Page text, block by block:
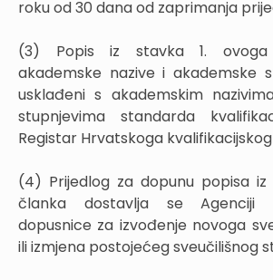
roku od 30 dana od zaprimanja
(3) Popis iz stavka 1. ovoga
akademske nazive i akademske
usklađeni s akademskim
stupnjevima standarda
Registar Hrvatskoga
(4) Prijedlog za dopunu popisa iz
članka dostavlja se Agenciji
dopusnice za izvođenje novoga
ili izmjena postojećeg sveučilišnog